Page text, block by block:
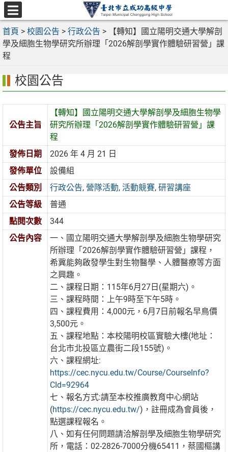
跳
至
主
要
內
選
單
首頁 > 校園公告 > 行政公告 >
【轉知】國立陽明交通大學解剖
學及細胞生物學研究所辦理「2026解剖學實作體驗研習營」課
程
校園公告
公告主旨
【轉知】國立陽明交通大學解剖學及細胞生物學
研究所辦理「2026解剖學實作體驗研習營」課
程
發佈日期
2026 年 4 月 21 日
發佈單位
設備組
公告類別
行政公告, 營隊活動,活動競賽,研習講座
公告等級
普通
點閱次數
344
公告內容
一、國立陽明交通大學解剖學及細胞生物學研究
所辦理「2026解剖學實作體驗研習營」課程，
希冀能夠啟發學生對生物醫學、人體醫療等方面
之興趣。
二、課程日期：115年6月27日(星期六)。
三、課程時間：上午9時至下午5時。
四、課程費用：4,000元，6月7日前報名早鳥價
3,500元。
五、課程地點：本校陽明校區實驗大樓(地址：
台北市北投區立農街二段155號)。
六、課程網址:
https://cec.nycu.edu.tw/Course/CourseInfo?
CId=92964
七、報名方式:請至本校推廣教育中心網站
(https://cec.nycu.edu.tw/)，註冊成為會員後，
點選課程報名。
八、如有任何問題請洽解剖學及細胞生物學研究
所，電話：02-2826-7000分機65411，蔡國樞講